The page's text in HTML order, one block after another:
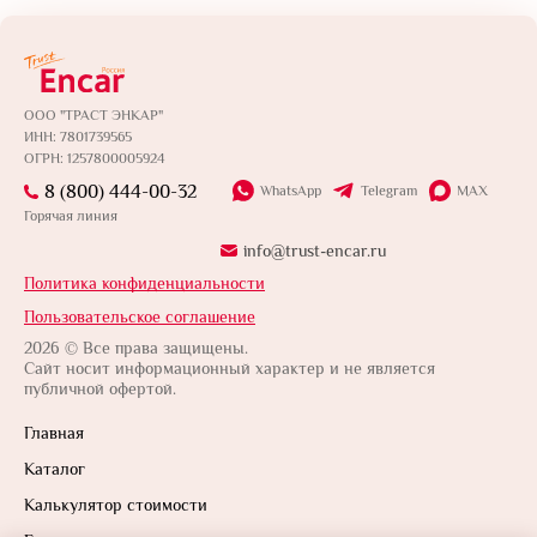
ООО "ТРАСТ ЭНКАР"
ИНН: 7801739565
ОГРН: 1257800005924
Политика конфиденциальности
Пользовательское соглашение
2026 © Все права защищены.
Сайт носит информационный характер и не является
публичной офертой.
Главная
Каталог
Калькулятор стоимости
8 (800) 444-00-32
Горячая линия
WhatsApp Telegram MAX
info@trust-encar.ru